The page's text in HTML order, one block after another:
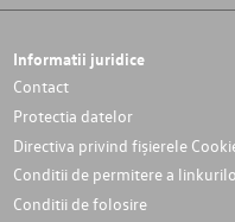
Informatii juridice
Contact
Protectia datelor
Directiva privind fișierele
Conditii de permitere a
Conditii de folosire